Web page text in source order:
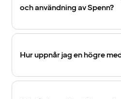
och användning av Spenn?
Hur uppnår jag en högre